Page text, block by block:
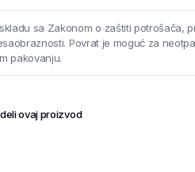
sa Zakonom o zaštiti potrošača,
Povrat je moguć za
pakovanju.
ovaj proizvod